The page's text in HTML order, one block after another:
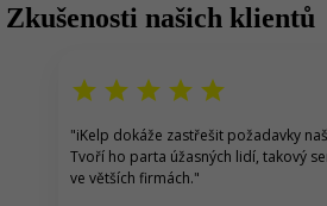
Zkušenosti našich klientů
star star star star star
"iKelp dokáže zastřešit požadavky
Tvoří ho parta úžasných lidí, takový
ve větších firmách."